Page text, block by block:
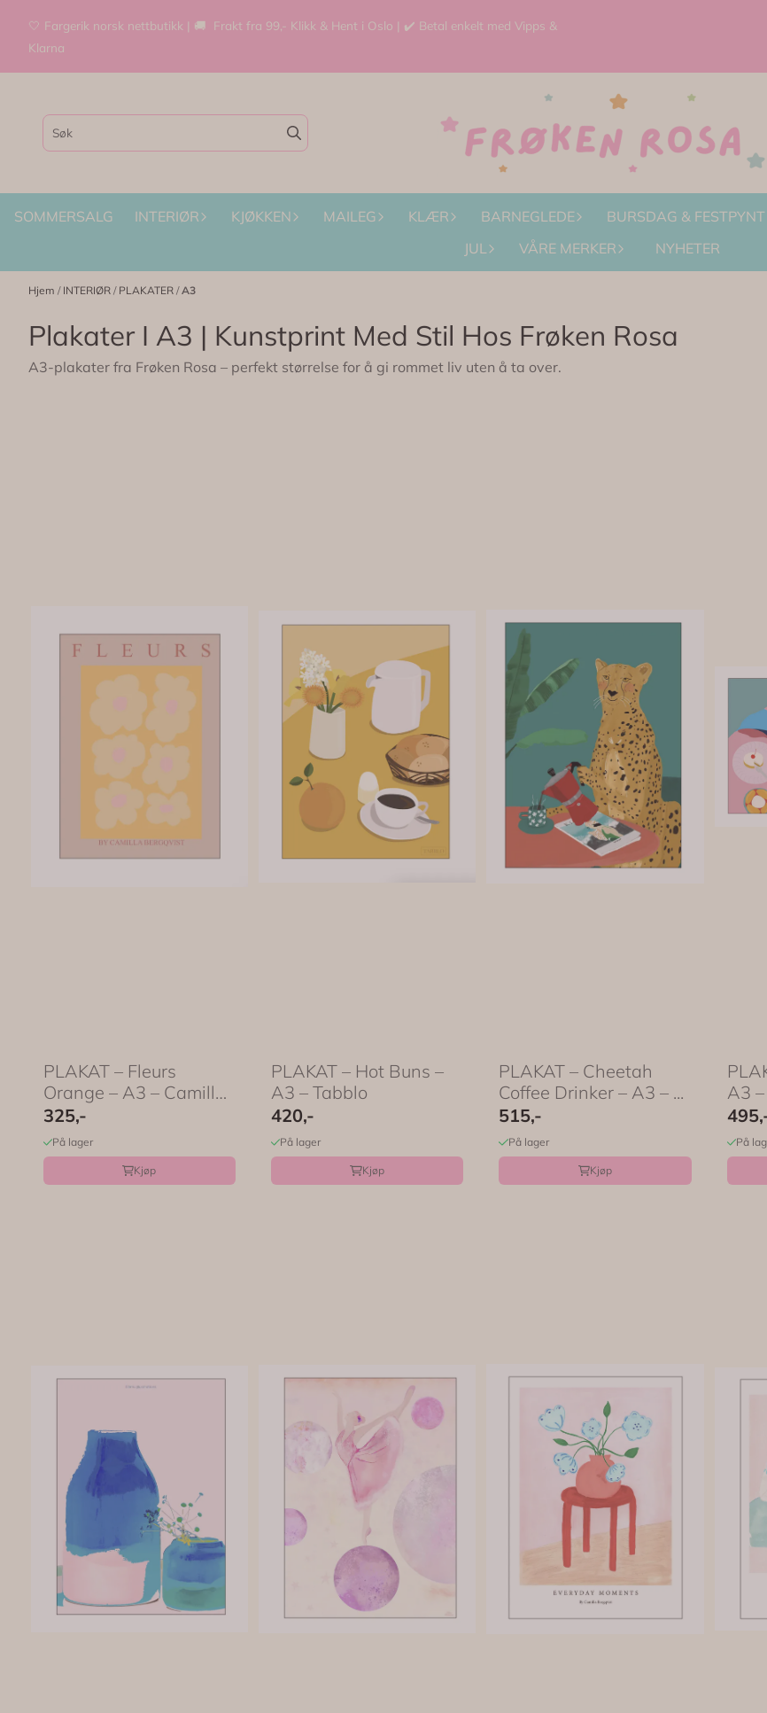
Hopp til innhold
🤍 Fargerik norsk nettbutikk | 🚚 Frakt fra 99,- Klikk & Hent i Oslo | ✔️ Betal enkelt med Vipps &
Klarna
SOMMERSALG INTERIØR KJØKKEN MAILEG KLÆR BARNEGLEDE BURSDAG & FESTPYNT
JUL
VÅRE MERKER NYHETER
Hjem / INTERIØR / PLAKATER /A3
Plakater I A3 | Kunstprint Med Stil Hos Frøken Rosa
A3-plakater fra Frøken Rosa – perfekt størrelse for å gi rommet liv uten å ta over.
PLAKAT – Fleurs
Orange – A3 – Camilla
...
325,-
På lager
Kjøp
PLAKAT – Hot Buns –
A3 – Tabblo
420,-
På lager
Kjøp
PLAKAT – Cheetah
Coffee Drinker – A3 – ...
515,-
På lager
Kjøp
A3
På